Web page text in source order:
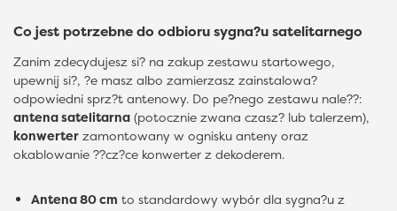
Co jest potrzebne do odbioru sygna?u satelitarnego
Zanim zdecydujesz si? na zakup zestawu startowego,
upewnij si?, ?e masz albo zamierzasz zainstalowa?
odpowiedni sprz?t antenowy. Do pe?nego zestawu nale??:
antena satelitarna (potocznie zwana czasz? lub talerzem),
konwerter zamontowany w ognisku anteny oraz
okablowanie ??cz?ce konwerter z dekoderem.
Antena 80 cm to standardowy wybór dla sygna?u z